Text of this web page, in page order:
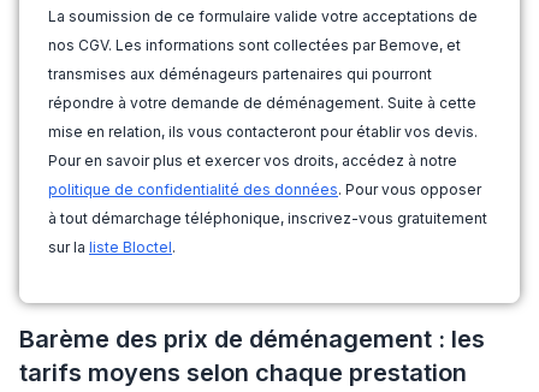
La soumission de ce formulaire valide votre acceptations de
nos CGV. Les informations sont collectées par Bemove, et
transmises aux déménageurs partenaires qui pourront
répondre à votre demande de déménagement. Suite à cette
mise en relation, ils vous contacteront pour établir vos devis.
Pour en savoir plus et exercer vos droits, accédez à notre
politique de confidentialité des données. Pour vous opposer
à tout démarchage téléphonique, inscrivez-vous gratuitement
sur la liste Bloctel.
Barème des prix de déménagement : les
tarifs moyens selon chaque prestation